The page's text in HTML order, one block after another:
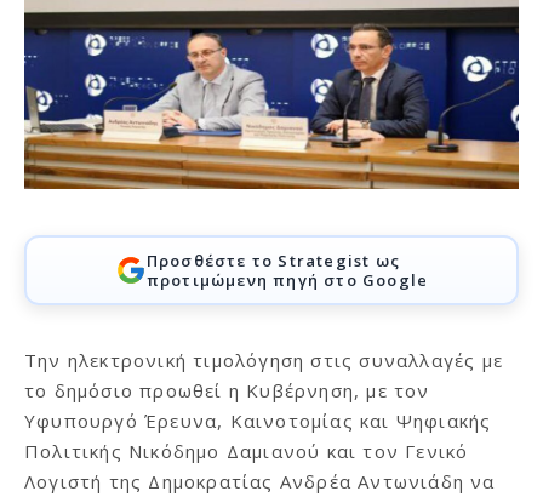
Προσθέστε το Strategist ως
προτιμώμενη πηγή στο Google
Την ηλεκτρονική τιμολόγηση στις συναλλαγές με
το δημόσιο προωθεί η Κυβέρνηση, με τον
Υφυπουργό Έρευνα, Καινοτομίας και Ψηφιακής
Πολιτικής Νικόδημο Δαμιανού και τον Γενικό
Λογιστή της Δημοκρατίας Ανδρέα Αντωνιάδη να